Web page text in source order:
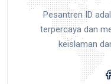
Pesantren ID
terpercaya dan
keislaman